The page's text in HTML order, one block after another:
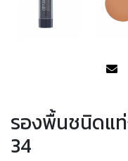
รองพื้นชนิดแ
34